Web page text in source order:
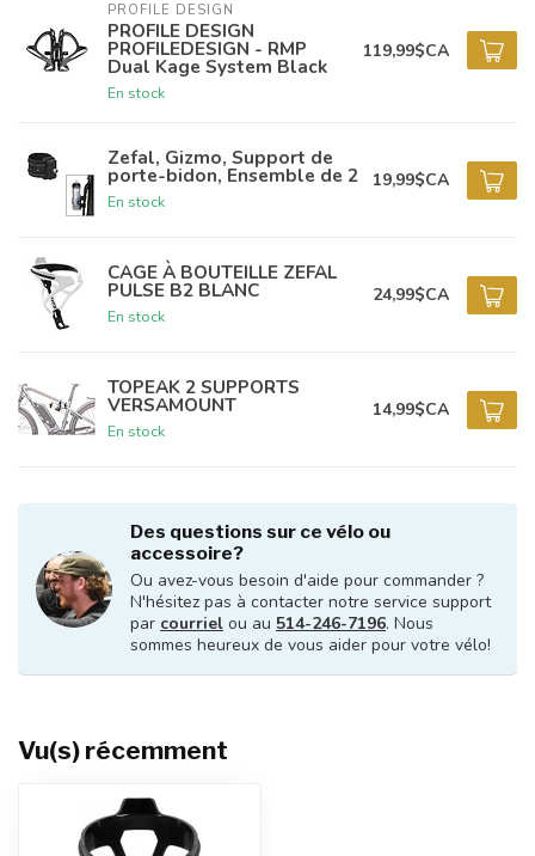
PROFILE DESIGN
PROFILE DESIGN
PROFILEDESIGN - RMP
Dual Kage System Black
En stock
119,99$CA
Zefal, Gizmo, Support de
porte-bidon, Ensemble de 2
En stock
19,99$CA
CAGE À BOUTEILLE ZEFAL
PULSE B2 BLANC
En stock
24,99$CA
TOPEAK 2 SUPPORTS
VERSAMOUNT
En stock
14,99$CA
Des questions sur ce vélo ou
accessoire?
Ou avez-vous besoin d'aide pour commander ?
N'hésitez pas à contacter notre service support
par courriel ou au 514-246-7196. Nous
sommes heureux de vous aider pour votre vélo!
Vu(s) récemment